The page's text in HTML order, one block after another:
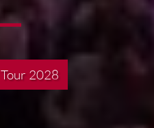
Tour 2028